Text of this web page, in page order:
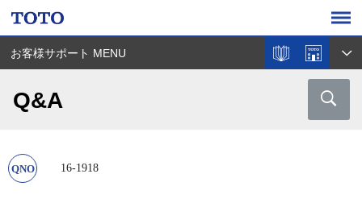
お客様サポート MENU
Q&A
16-1918